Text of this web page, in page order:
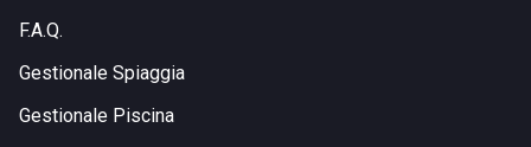
F.A.Q.
Gestionale Spiaggia
Gestionale Piscina